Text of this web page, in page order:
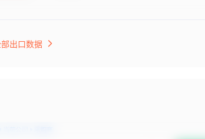
出口数据